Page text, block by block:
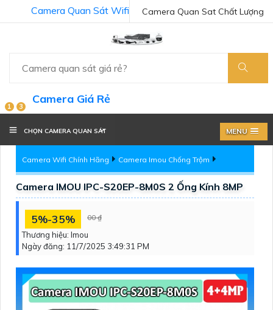
Camera Quan Sat Chất Lượng
Camera Quan Sát Wifi
1 3
Camera Giá Rẻ
CHỌN CAMERA QUAN SÁT MENU
Camera Wifi Chính Hãng Camera Imou Chống Trộm
Camera IMOU IPC-S20EP-8M0S 2 Ống Kính 8MP
5%-35% 00 ₫
Thương hiệu: Imou
Ngày đăng: 11/7/2025 3:49:31 PM